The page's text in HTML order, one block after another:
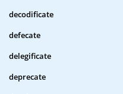
decodificate
defecate
delegificate
deprecate